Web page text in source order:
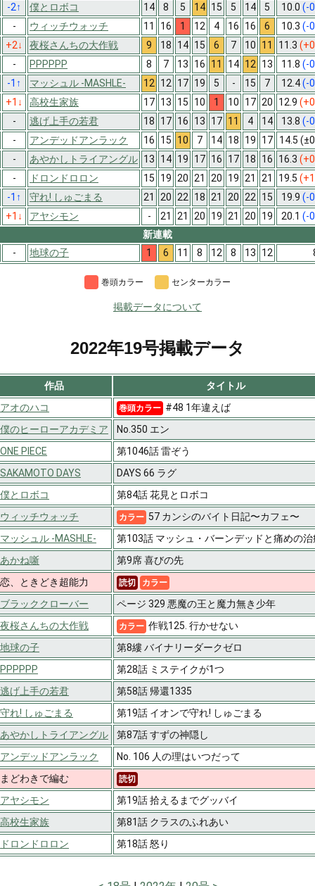
-2↑ 僕とロボコ 14 8 5 14 15 5 14 5 10.0 (-
- ウィッチウォッチ 11 16 1 12 4 16 16 6 10.3 (-
+2↓ 夜桜さんちの大作戦 9 18 14 15 6 7 10 11 11.3
- PPPPPP 8 7 13 16 11 14 12 13 11.8 (-
-1 ↑ マッシュル -MASHLE- 12 12 17 19 5 - 15 7 12.4(-
+1 ↓ 高校生家族 17 13 15 10 1 10 17 20 12.9
- 逃げ上手の若君 18 17 16 13 17 11 4 14 13.8 (-
- アンデッドアンラック 16 15 10 7 14 18 19 17 14.5
- あやかしトライアングル 13 14 19 17 16 17 18 16 16.3
- ドロンドロロン 15 19 20 21 20 19 21 21 19.5
-1 ↑ 守れ! しゅごまる 21 20 22 18 21 20 22 15 19.9 (-
+1 ↓ アヤシモン - 21 21 20 19 21 20 19 20.1 (-
新連載
- 地球の子 1 6 11 8 12 8 13 12
巻頭カラー センターカラー
掲載データについて
2022年19号掲載データ
作品
タイトル
アオのハコ 巻頭カラー #48 1年違えば
僕のヒーローアカデミア
No.350 エン
ONE PIECE
第1046話 雷ぞう
SAKAMOTO DAYS
DAYS 66 ラグ
僕とロボコ
第84話 花見とロボコ
ウィッチウォッチ カラー 57 カンシのバイト日記〜カフェ〜
マッシュル -MASHLE-
第103話 マッシュ・バーンデッドと痛めの治
あかね噺
第9席 喜びの先
恋、ときどき超能力 読切 カラー
ブラッククローバー
ページ 329 悪魔の王と魔力無き少年
夜桜さんちの大作戦 カラー 作戦125. 行かせない
地球の子
第8縷 バイナリーダークゼロ
PPPPPP
第28話 ミステイクが1つ
逃げ上手の若君
第58話 帰還1335
守れ! しゅごまる
第19話 イオンで守れ! しゅごまる
あやかしトライアングル
第87話 すずの神隠し
アンデッドアンラック
No. 106 人の理はいつだって
まどわきで編む 読切
アヤシモン
第19話 拾えるまでグッバイ
高校生家族
第81話 クラスのふれあい
ドロンドロロン 第18話 怒り